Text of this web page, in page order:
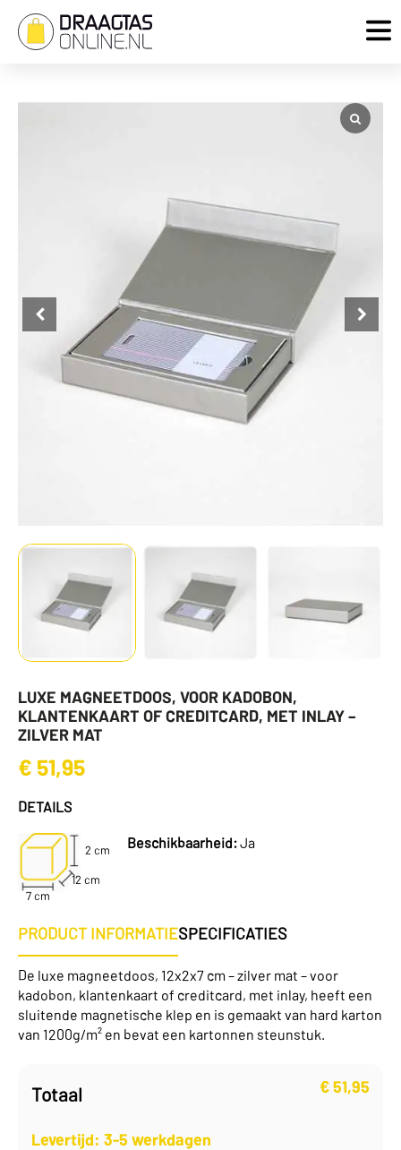
LUXE MAGNEETDOOS, VOOR KADOBON,
KLANTENKAART OF CREDITCARD, MET INLAY –
ZILVER MAT
€ 51,95
DETAILS
2 cm
12 cm
7 cm
Beschikbaarheid:Ja
PRODUCT INFORMATIESPECIFICATIES
De luxe magneetdoos, 12x2x7 cm – zilver mat – voor
kadobon, klantenkaart of creditcard, met inlay, heeft een
sluitende magnetische klep en is gemaakt van hard karton
van 1200g/m² en bevat een kartonnen steunstuk.
Totaal €51,95
Levertijd: 3-5 werkdagen